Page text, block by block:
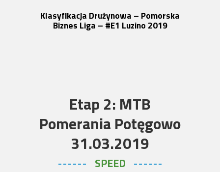
Klasyfikacja Drużynowa – Pomorska
Biznes Liga – #E1 Luzino 2019
Etap 2: MTB
Pomerania Potęgowo
31.03.2019
SPEED